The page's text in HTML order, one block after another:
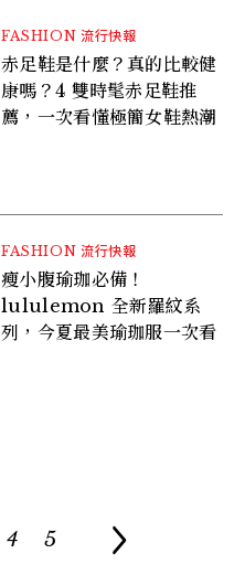
FASHION 流行快報
赤足鞋是什麼？真的比較健
康嗎？4 雙時髦赤足鞋推
薦，一次看懂極簡女鞋熱潮
FASHION 流行快報
瘦小腹瑜珈必備！
lululemon 全新羅紋系
列，今夏最美瑜珈服一次看
4 5